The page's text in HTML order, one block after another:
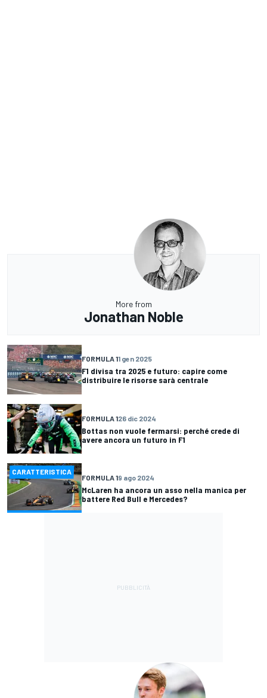
More from
Jonathan Noble
FORMULA 11 gen 2025
F1 divisa tra 2025 e futuro: capire come
distribuire le risorse sarà centrale
FORMULA 126 dic 2024
Bottas non vuole fermarsi: perché crede di
avere ancora un futuro in F1
CARATTERISTICA
FORMULA 19 ago 2024
McLaren ha ancora un asso nella manica per
battere Red Bull e Mercedes?